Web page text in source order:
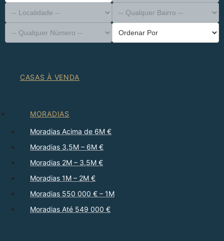
-- Tipo de Imóvel --
Distrito
-- Localidade --
-- Qualquer Bairro --
-- Qualquer Número --
Ordenar Por
CASAS À VENDA
MORADIAS
Moradias Acima de 6M €
Moradias 3,5M – 6M €
Moradias 2M – 3,5M €
Moradias 1M – 2M €
Moradias 550 000 € – 1M
Moradias Até 549 000 €